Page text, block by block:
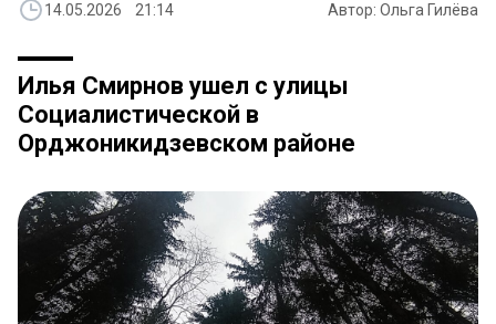
14.05.2026 21:14 Автор: Ольга Гилёва
Илья Смирнов ушел с улицы
Социалистической в
Орджоникидзевском районе